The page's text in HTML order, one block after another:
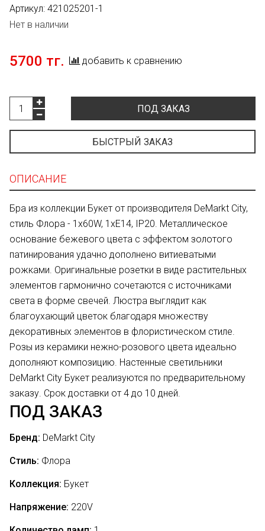
Артикул: 421025201-1
Нет в наличии
5700 тг. добавить к сравнению
ПОД ЗАКАЗ
БЫСТРЫЙ ЗАКАЗ
ОПИСАНИЕ
Бра из коллекции Букет от производителя DeMarkt City,
стиль Флора - 1x60W, 1xE14, IP20. Металлическое
основание бежевого цвета с эффектом золотого
патинирования удачно дополнено витиеватыми
рожками. Оригинальные розетки в виде растительных
элементов гармонично сочетаются с источниками
света в форме свечей. Люстра выглядит как
благоухающий цветок благодаря множеству
декоративных элементов в флористическом стиле.
Розы из керамики нежно-розового цвета идеально
дополняют композицию. Настенные светильники
DeMarkt City Букет реализуются по предварительному
заказу. Срок доставки от 4 до 10 дней.
ПОД ЗАКАЗ
Бренд: DeMarkt City
Стиль: Флора
Коллекция: Букет
Напряжение: 220V